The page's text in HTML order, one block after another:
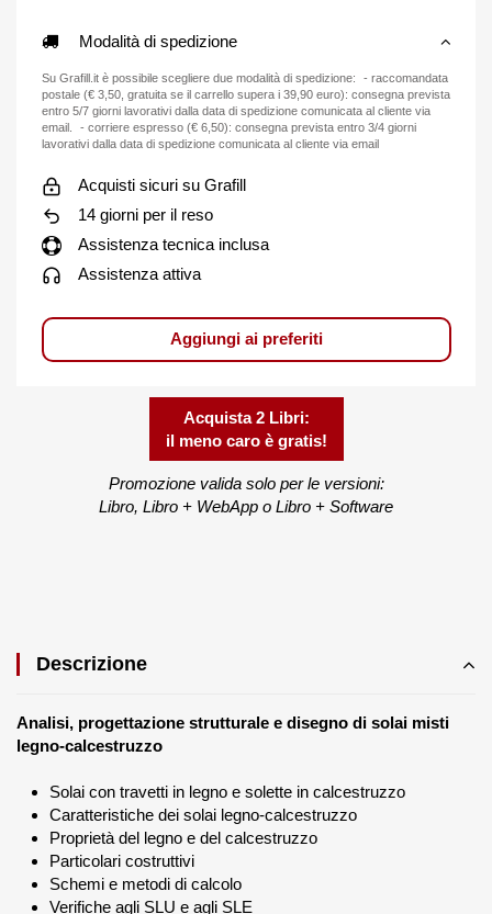
Modalità di spedizione
Su Grafill.it è possibile scegliere due modalità di spedizione: - raccomandata
postale (€ 3,50, gratuita se il carrello supera i 39,90 euro): consegna prevista
entro 5/7 giorni lavorativi dalla data di spedizione comunicata al cliente via
email. - corriere espresso (€ 6,50): consegna prevista entro 3/4 giorni
lavorativi dalla data di spedizione comunicata al cliente via email
Acquisti sicuri su Grafill
14 giorni per il reso
Assistenza tecnica inclusa
Assistenza attiva
Aggiungi ai preferiti
Acquista 2 Libri:
il meno caro è gratis!
Promozione valida solo per le versioni:
Libro, Libro + WebApp o Libro + Software
Descrizione
Analisi, progettazione strutturale e disegno di solai misti
legno-calcestruzzo
Solai con travetti in legno e solette in calcestruzzo
Caratteristiche dei solai legno-calcestruzzo
Proprietà del legno e del calcestruzzo
Particolari costruttivi
Schemi e metodi di calcolo
Verifiche agli SLU e agli SLE